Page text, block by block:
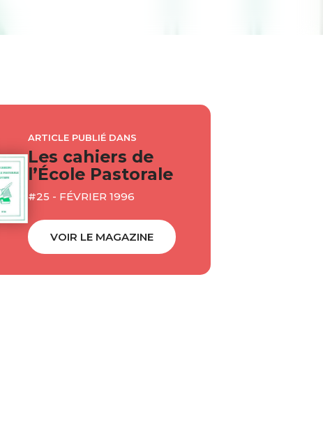
ARTICLE PUBLIÉ DANS
Les cahiers de
l’École Pastorale
#25 - FÉVRIER 1996
VOIR LE MAGAZINE